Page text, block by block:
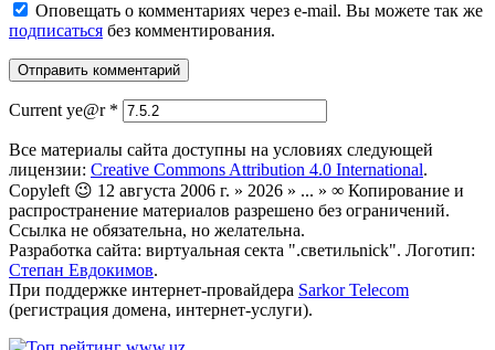
Оповещать о комментариях через e-mail. Вы можете так же
подписаться без комментирования.
Current ye@r *
Все материалы сайта доступны на условиях следующей
лицензии: Creative Commons Attribution 4.0 International.
Copyleft 😉 12 августа 2006 г. » 2026 » ... » ∞ Копирование и
распространение материалов разрешено без ограничений.
Ссылка не обязательна, но желательна.
Разработка сайта: виртуальная секта ".светильnick". Логотип:
Степан Евдокимов.
При поддержке интернет-провайдера Sarkor Telecom
(регистрация домена, интернет-услуги).